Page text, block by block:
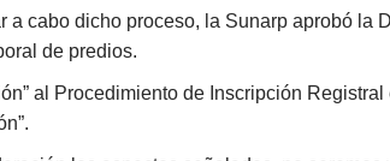
a cabo dicho proceso, la Sunarp aprobó la
de predios.
al Procedimiento de Inscripción